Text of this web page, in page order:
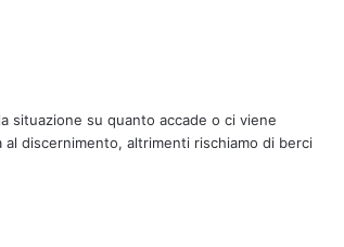
situazione su quanto accade o ci viene
discernimento, altrimenti rischiamo di berci